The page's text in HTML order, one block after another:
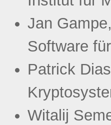
Jan
Software
Patrick
Witalij